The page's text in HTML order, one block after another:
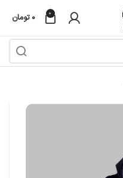
0 ۰ تومان